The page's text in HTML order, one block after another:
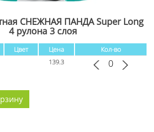
СНЕЖНАЯ ПАНДА Super Long
4 рулона 3 слоя
Цвет Цена
Кол-во
139.3